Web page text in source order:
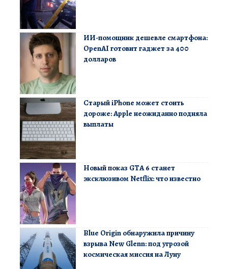
ИИ-помощник дешевле смартфона:
OpenAI готовит гаджет за 400
долларов
Старый iPhone может стоить
дороже: Apple неожиданно подняла
выплаты
Новый показ GTA 6 станет
эксклюзивом Netflix: что известно
Blue Origin обнаружила причину
взрыва New Glenn: под угрозой
космическая миссия на Луну